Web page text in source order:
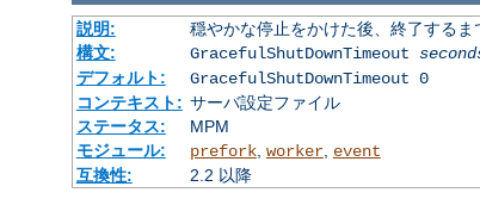
説明:
穏やかな停止をかけた後、終了するま
構文:
GracefulShutDownTimeout
デフォルト:
GracefulShutDownTimeout 0
コンテキスト: サーバ設定ファイル
ステータス:
MPM
モジュール:
prefork, worker, event
互換性:
2.2 以降